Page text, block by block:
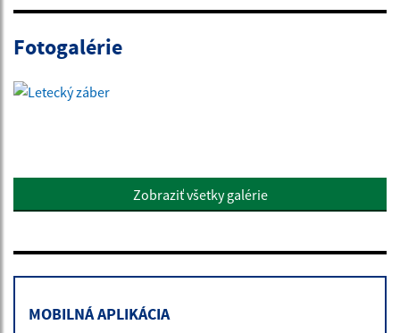
Fotogalérie
Zobraziť všetky galérie
MOBILNÁ APLIKÁCIA